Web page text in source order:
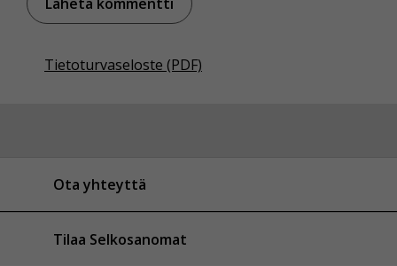
Tietoturvaseloste (PDF)
Ota yhteyttä
Tilaa Selkosanomat